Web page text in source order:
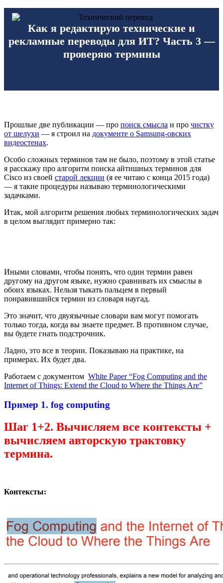
Как я редактирую технические и
рекламные переводы для ИТ? Часть 3 —
проверяю термины
Прошлые две публикации — про поиск смысла и про чистку
от шелухи — я строил на документе о Samsung-овских
видеостенах.
Особо сложных терминов там не было, поэтому в этой статье
я расскажу про алгоритм поиска айтишных терминов для
Cisco из своей старой лекции (я ее читаю с конца 2015 года)
— я такие процедуры называю терминологическими
задачками.
Итак, мой алгоритм решения любых терминологических задач
в целом выглядит примерно так:
Иными словами, чтобы понять, что один термин равен
другому на другом языке, нужно сравнивать их смыслы в
обоих языках. Нельзя тыкать пальцем в первый
понравившийся термин из словаря наугад.
Это значит, что двуязычные словари вам могут помогать
только тогда, когда вы знаете предмет. В противном случае,
вы будете гнать подстрочник.
Ладно, это все в теории. Показываю на практике, на
примерах. Их будет два.
Работаем с документом White Paper “Fog Computing and the
Internet of Things: Extend the Cloud to Where the Things Are”
Пример 1. fog computing
Шаг 1+2. Вычисляем все контексты +
вычисляем авторскую трактовку
термина.
Контексты: